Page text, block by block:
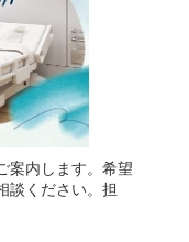
案内します。希望
談ください。担